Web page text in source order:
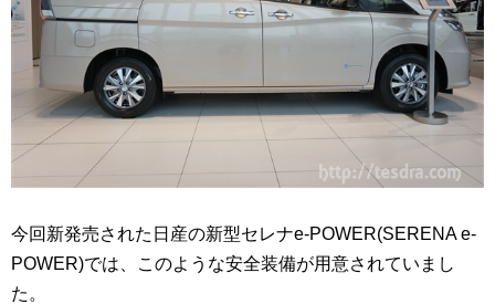
今回新発売された日産の新型セレナe-POWER(SERENA e-
POWER)では、このような安全装備が用意されていまし
た。